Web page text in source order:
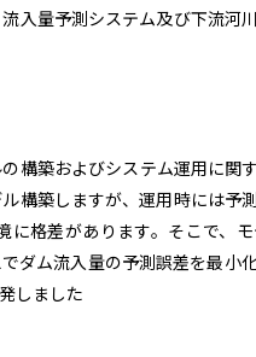
入量予測システム及び下流河
構築およびシステム運用に関
構築しますが、運用時には予
格差があります。そこで、
ダム流入量の予測誤差を最小
しました